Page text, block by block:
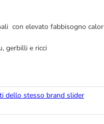
con elevato fabbisogno
gerbilli e ricci
dello stesso brand slider